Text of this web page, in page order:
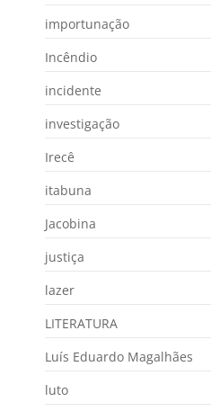
importunação
Incêndio
incidente
investigação
Irecê
itabuna
Jacobina
justiça
lazer
LITERATURA
Luís Eduardo Magalhães
luto